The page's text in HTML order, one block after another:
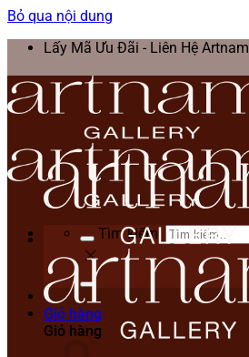
Bỏ qua nội dung
Lấy Mã Ưu Đãi - Liên Hệ Artnam
Tìm kiếm:
Giỏ hàng
Giỏ hàng